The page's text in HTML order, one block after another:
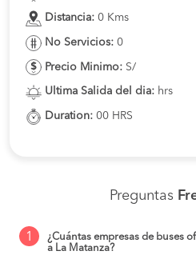
Distancia: 0 Kms
No Servicios: 0
Precio Minimo: S/
Ultima Salida del dia: hrs
Duration: 00 HRS
Preguntas
1
¿Cuántas empresas de buses
a La Matanza?